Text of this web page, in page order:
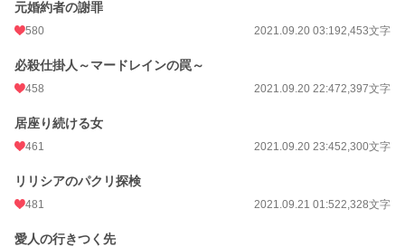
元婚約者の謝罪
580 2021.09.20 03:192,453文字
必殺仕掛人～マードレインの罠～
458 2021.09.20 22:472,397文字
居座り続ける女
461 2021.09.20 23:452,300文字
リリシアのパクリ探検
481 2021.09.21 01:522,328文字
愛人の行きつく先